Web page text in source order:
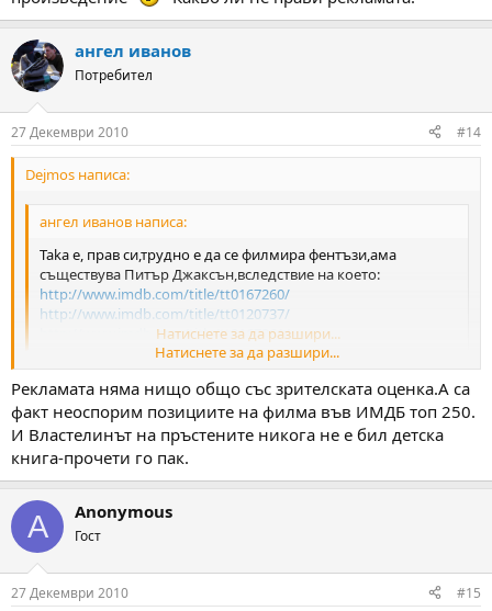
ангел иванов
Потребител
27 Декември 2010 #14
Dejmos написа:
ангел иванов написа:
Taka e, прав си,трудно е да се филмира фентъзи,ама
съществува Питър Джаксън,вследствие на което:
http://www.imdb.com/title/tt0167260/
http://www.imdb.com/title/tt0120737/
http://www.imdb.com/title/tt0167261/
Натиснете за да разшири...
Да, добре го е направил. Но все пак за мен филмът е по-слаб от
книгата. А пък тя е по-лоша от повечето фентъзи романи, които
съм чел.
Преди години "Господарят на пръстените" беше детска
приказка, подходяща само за "Дъга". А сега е "голямо
произведение"
Натиснете за да разшири...
Рекламата няма нищо общо със зрителската оценка.А са
факт неоспорим позициите на филма във ИМДБ топ 250.
И Властелинът на пръстените никога не е бил детска
книга-прочети го пак.
A Anonymous
Гост
27 Декември 2010 #15